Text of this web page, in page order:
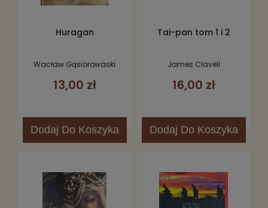
Huragan
Wacław Gąsiorowaski
13,00 zł
Dodaj Do Koszyka
Tai-pan tom 1 i 2
James Clavell
16,00 zł
Dodaj Do Koszyka